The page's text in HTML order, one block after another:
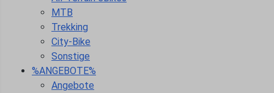
MTB
Trekking
City-Bike
Sonstige
%ANGEBOTE%
Angebote